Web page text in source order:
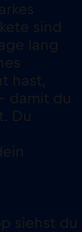
sind
lang
hast,
damit du
Du
siehst du